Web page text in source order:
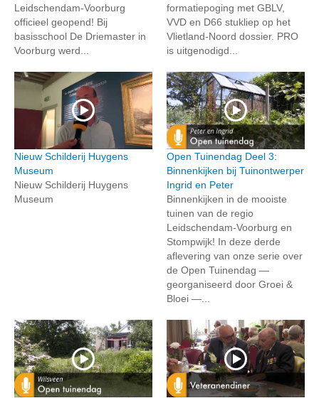
Leidschendam-Voorburg
officieel geopend! Bij
basisschool De Driemaster in
Voorburg werd...
formatiepoging met GBLV,
VVD en D66 stukliep op het
Vlietland-Noord dossier. PRO
is uitgenodigd...
Nieuw Schilderij Huygens
Museum
Nieuw Schilderij Huygens
Museum
Open Tuinendag Deel 3:
Binnenkijken bij Tuinontwerper
Ingrid en Peter
Binnenkijken in de mooiste
tuinen van de regio
Leidschendam-Voorburg en
Stompwijk! In deze derde
aflevering van onze serie over
de Open Tuinendag —
georganiseerd door Groei &
Bloei —...